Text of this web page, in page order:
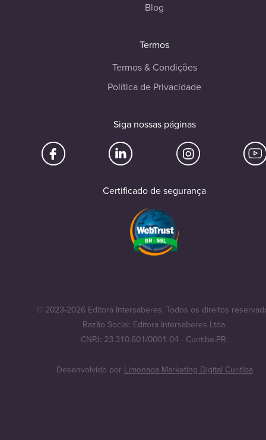
Blog
Termos
Termos & Condições
Política de Privacidade
Siga nossas páginas
Certificado de segurança
© 2023-2026 Editora Intersaberes. Todos os direitos
Razão Social: Editora Intersaberes Ltda.
CNPJ: 23.310.601/0001-04 - Curitiba-PR.
Desenvolvido porLimonada Marketing Digital Curitiba